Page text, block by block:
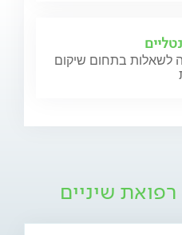
לשאלות בתחום שיקום
שיניים